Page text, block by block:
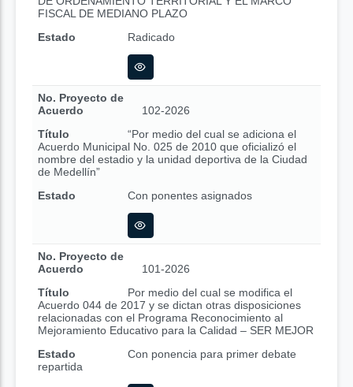
FISCAL DE MEDIANO PLAZO
Estado
Radicado
No. Proyecto de
Acuerdo
102-2026
Título
“Por medio del cual se adiciona el
Acuerdo Municipal No. 025 de 2010 que oficializó el
nombre del estadio y la unidad deportiva de la Ciudad
de Medellín”
Estado
Con ponentes asignados
No. Proyecto de
Acuerdo
101-2026
Título
Por medio del cual se modifica el
Acuerdo 044 de 2017 y se dictan otras disposiciones
relacionadas con el Programa Reconocimiento al
Mejoramiento Educativo para la Calidad – SER MEJOR
Estado
Con ponencia para primer debate
repartida